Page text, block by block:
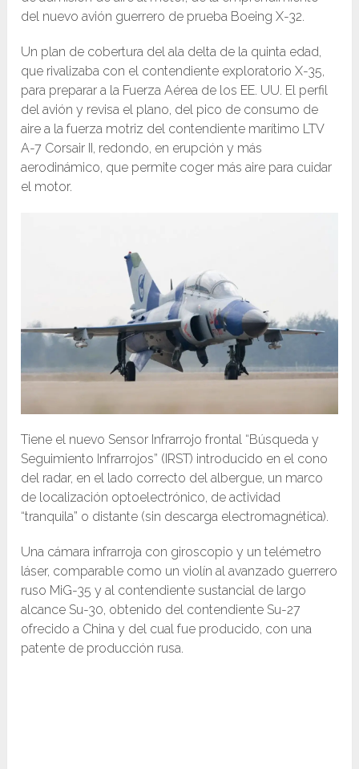
del nuevo avión guerrero de prueba Boeing X-32.
Un plan de cobertura del ala delta de la quinta edad,
que rivalizaba con el contendiente exploratorio X-35,
para preparar a la Fuerza Aérea de los EE. UU. El perfil
del avión y revisa el plano, del pico de consumo de
aire a la fuerza motriz del contendiente marítimo LTV
A-7 Corsair II, redondo, en erupción y más
aerodinámico, que permite coger más aire para cuidar
el motor.
Tiene el nuevo Sensor Infrarrojo frontal “Búsqueda y
Seguimiento Infrarrojos” (IRST) introducido en el cono
del radar, en el lado correcto del albergue, un marco
de localización optoelectrónico, de actividad
“tranquila” o distante (sin descarga electromagnética).
Una cámara infrarroja con giroscopio y un telémetro
láser, comparable como un violín al avanzado guerrero
ruso MiG-35 y al contendiente sustancial de largo
alcance Su-30, obtenido del contendiente Su-27
ofrecido a China y del cual fue producido, con una
patente de producción rusa.